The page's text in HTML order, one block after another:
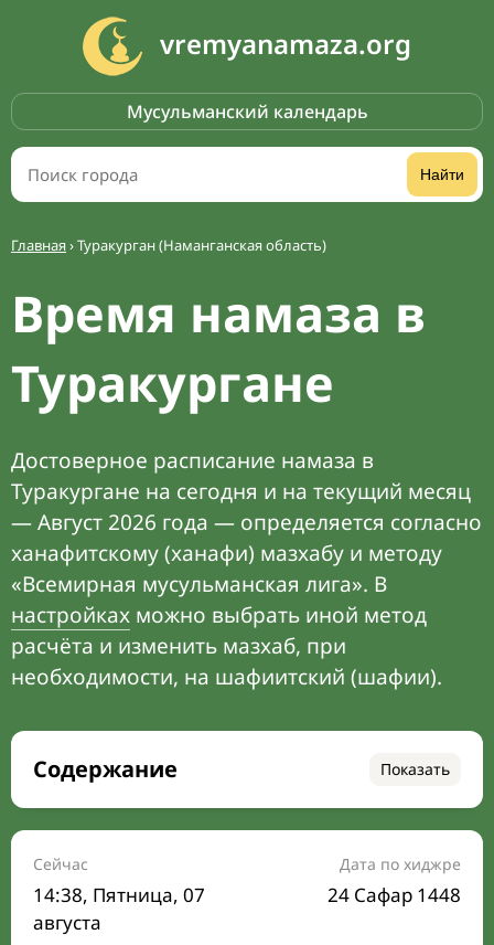
vremyanamaza.org
Мусульманский календарь
Найти
Главная›Туракурган (Наманганская область)
Время намаза в
Туракургане
Достоверное расписание намаза в
Туракургане на сегодня и на текущий месяц
— Август 2026 года — определяется согласно
ханафитскому (ханафи) мазхабу и методу
«Всемирная мусульманская лига». В
настройках можно выбрать иной метод
расчёта и изменить мазхаб, при
необходимости, на шафиитский (шафии).
Содержание Показать
Время намаза на сегодня
Расписание на месяц
Время Сухура и Ифтара на сегодня
Сейчас
14:38, Пятница, 07
августа
Дата по хиджре
24 Сафар 1448